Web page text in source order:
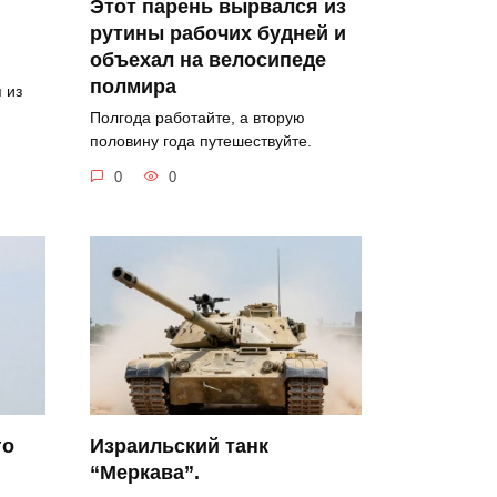
из
Этот парень вырвался из
рутины рабочих будней и
объехал на велосипеде
полмира
Полгода работайте, а вторую
половину года путешествуйте.
0 0
Израильский танк
“Меркава”.